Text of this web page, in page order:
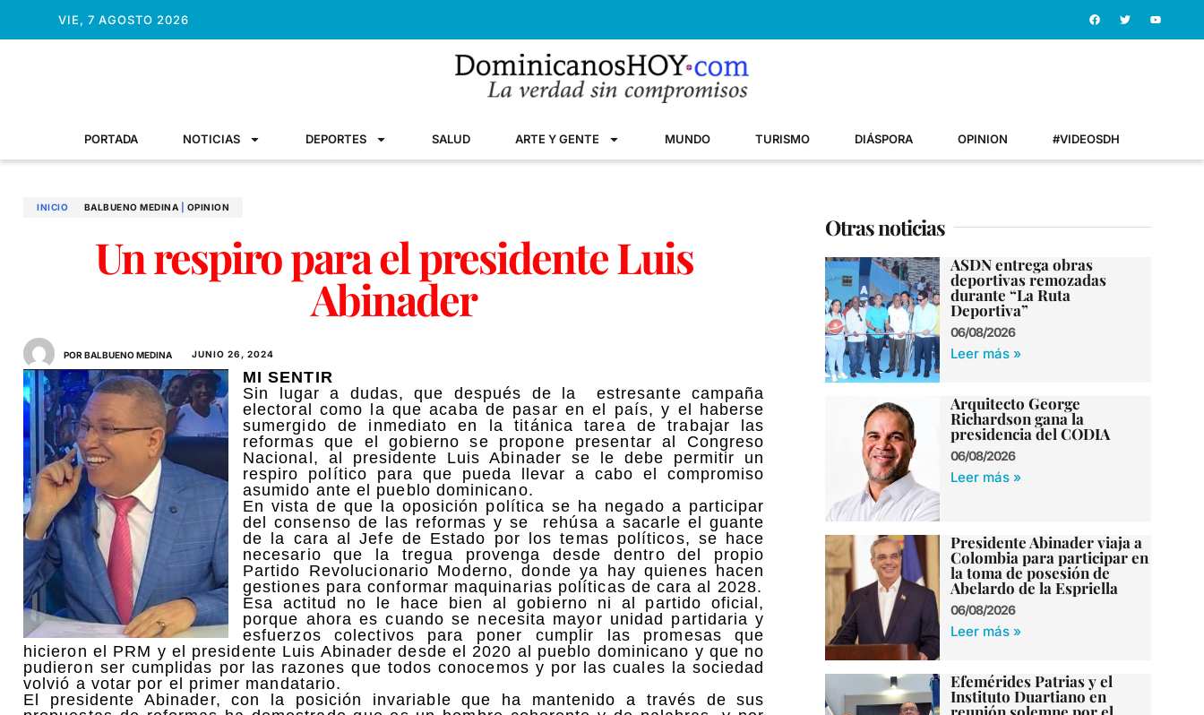
VIE, 7 AGOSTO 2026
PORTADA NOTICIAS DEPORTES SALUD ARTE Y GENTE MUNDO TURISMO DIÁSPORA OPINION #VIDEOSDH
INICIO BALBUENO MEDINA OPINION
Un respiro para el presidente Luis
Abinader
POR BALBUENO MEDINA JUNIO 26, 2024
MI SENTIR
Sin lugar a dudas, que después de la estresante campaña
electoral como la que acaba de pasar en el país, y el haberse
sumergido de inmediato en la titánica tarea de trabajar las
reformas que el gobierno se propone presentar al Congreso
Nacional, al presidente Luis Abinader se le debe permitir un
respiro político para que pueda llevar a cabo el compromiso
asumido ante el pueblo dominicano.
En vista de que la oposición política se ha negado a participar
del consenso de las reformas y se rehúsa a sacarle el guante
de la cara al Jefe de Estado por los temas políticos, se hace
necesario que la tregua provenga desde dentro del propio
Partido Revolucionario Moderno, donde ya hay quienes hacen
gestiones para conformar maquinarias políticas de cara al 2028.
Esa actitud no le hace bien al gobierno ni al partido oficial,
porque ahora es cuando se necesita mayor unidad partidaria y
esfuerzos colectivos para poner cumplir las promesas que
hicieron el PRM y el presidente Luis Abinader desde el 2020 al pueblo dominicano y que no
pudieron ser cumplidas por las razones que todos conocemos y por las cuales la sociedad
volvió a votar por el primer mandatario.
El presidente Abinader, con la posición invariable que ha mantenido a través de sus
Otras noticias
ASDN entrega obras
deportivas remozadas
durante “La Ruta
Deportiva”
06/08/2026
Leer más »
Arquitecto George
Richardson gana la
presidencia del CODIA
06/08/2026
Leer más »
Presidente Abinader viaja a
Colombia para participar en
la toma de posesión de
Abelardo de la Espriella
06/08/2026
Leer más »
Efemérides Patrias y el
Instituto Duartiano en